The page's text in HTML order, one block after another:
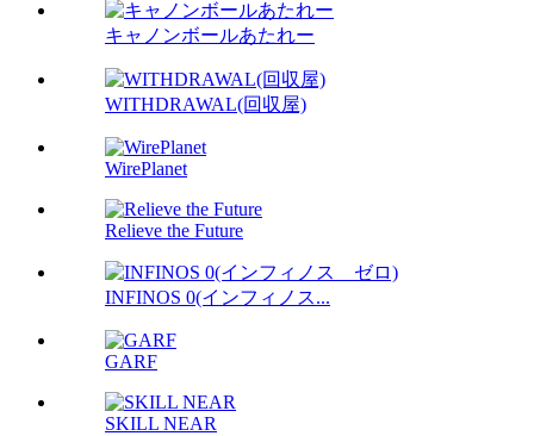
キャノンボールあたれー
WITHDRAWAL(回収屋)
WirePlanet
Relieve the Future
INFINOS 0(インフィノス...
GARF
SKILL NEAR